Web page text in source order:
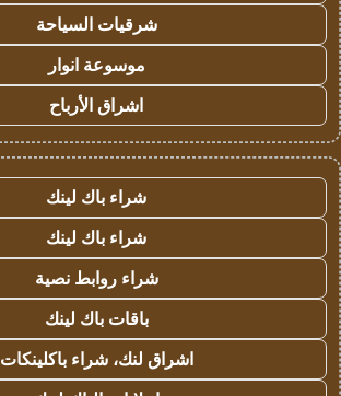
شرقيات السياحة
موسوعة انوار
اشراق الأرباح
شراء باك لينك
شراء باك لينك
شراء روابط نصية
باقات باك لينك
اشراق لنك، شراء باكلينكات